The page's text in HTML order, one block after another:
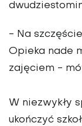
- Na
Opieka nade
zajęciem -
W niezwykły
ukończyć